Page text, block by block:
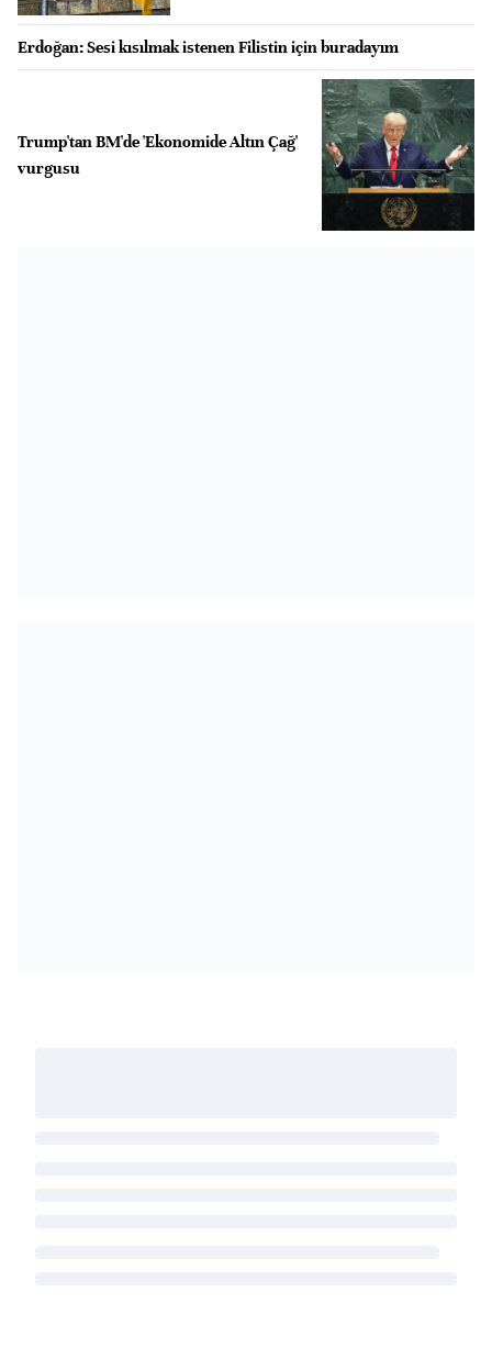
Erdoğan: Sesi kısılmak istenen Filistin için buradayım
Trump'tan BM'de 'Ekonomide Altın Çağ'
vurgusu